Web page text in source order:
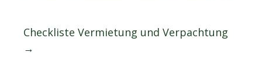
Checkliste Vermietung und Verpachtung
→